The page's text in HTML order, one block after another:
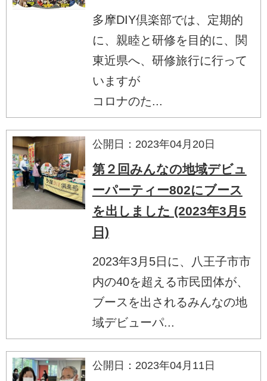
多摩DIY倶楽部では、定期的
に、親睦と研修を目的に、関
東近県へ、研修旅行に行って
いますが
コロナのた...
公開日：2023年04月20日
第２回みんなの地域デビュ
ーパーティー802にブース
を出しました (2023年3月5
日)
2023年3月5日に、八王子市市
内の40を超える市民団体が、
ブースを出されるみんなの地
域デビューパ...
公開日：2023年04月11日